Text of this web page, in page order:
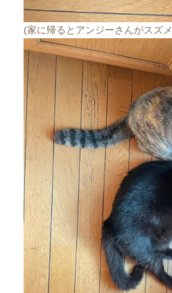
(家に帰るとアンジーさんがスズ